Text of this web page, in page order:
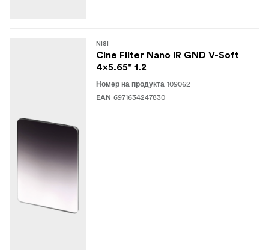
NISI
Cine Filter Nano IR GND V-Soft
4x5.65" 1.2
Номер на продукта 109062
EAN 6971634247830